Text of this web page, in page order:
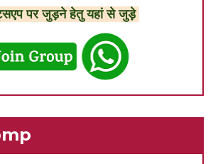
पर जुड़ने हेतु यहां से जुड़े